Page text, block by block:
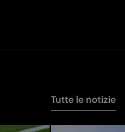
Tutte le notizie